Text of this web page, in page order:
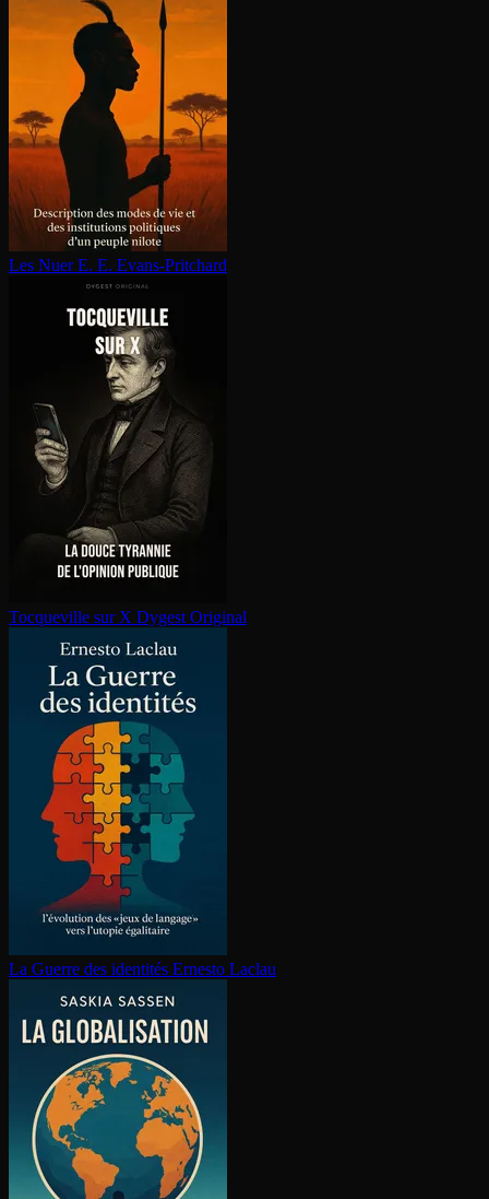
Les Nuer E. E. Evans-Pritchard
Tocqueville sur X Dygest Original
La Guerre des identités Ernesto Laclau